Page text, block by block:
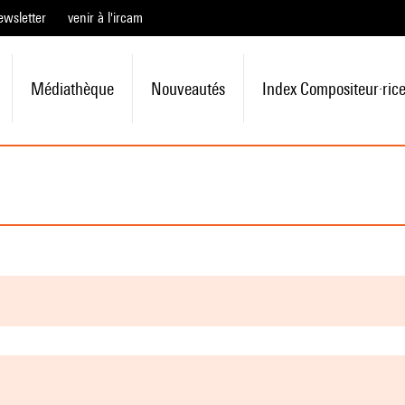
venir à l'ircam
Médiathèque Nouveautés Index Compositeur·rice